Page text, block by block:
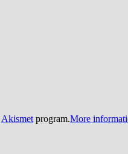
Akismet program.More